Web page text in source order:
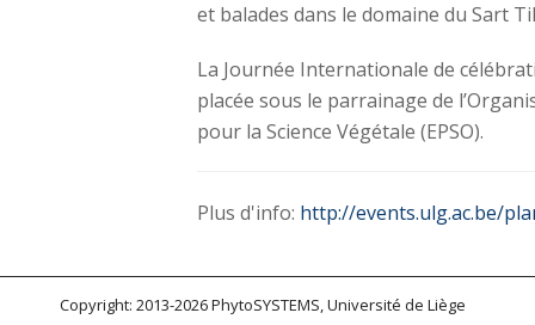
et balades dans le domaine du Sart
La Journée Internationale de
placée sous le parrainage de
pour la Science Végétale (EPSO).
Plus d'info: http://events.ulg.ac.be/
Copyright: 2013-2026 PhytoSYSTEMS, Université de Liège